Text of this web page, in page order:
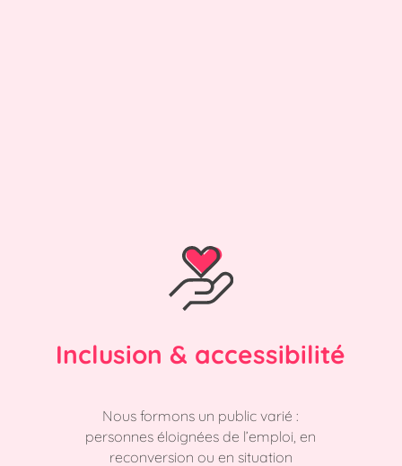
Inclusion & accessibilité
Nous formons un public varié :
personnes éloignées de l’emploi, en
reconversion ou en situation